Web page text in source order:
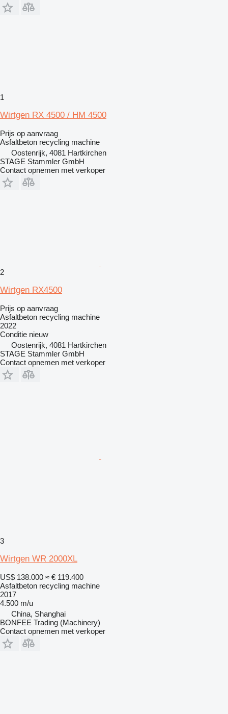
1
Wirtgen RX 4500 / HM 4500
Prijs op aanvraag
Asfaltbeton recycling machine
Oostenrijk, 4081 Hartkirchen
STAGE Stammler GmbH
Contact opnemen met verkoper
2
Wirtgen RX4500
Prijs op aanvraag
Asfaltbeton recycling machine
2022
Conditie nieuw
Oostenrijk, 4081 Hartkirchen
STAGE Stammler GmbH
Contact opnemen met verkoper
3
Wirtgen WR 2000XL
US$ 138.000 ≈ € 119.400
Asfaltbeton recycling machine
2017
4.500 m/u
China, Shanghai
BONFEE Trading (Machinery)
Contact opnemen met verkoper